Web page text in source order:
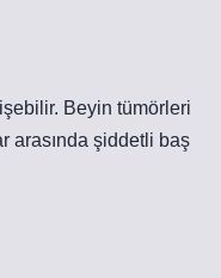
Beyin tümörleri
arasında şiddetli baş